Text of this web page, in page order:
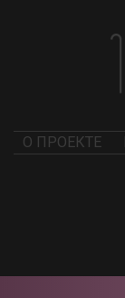
О ПРОЕКТЕ